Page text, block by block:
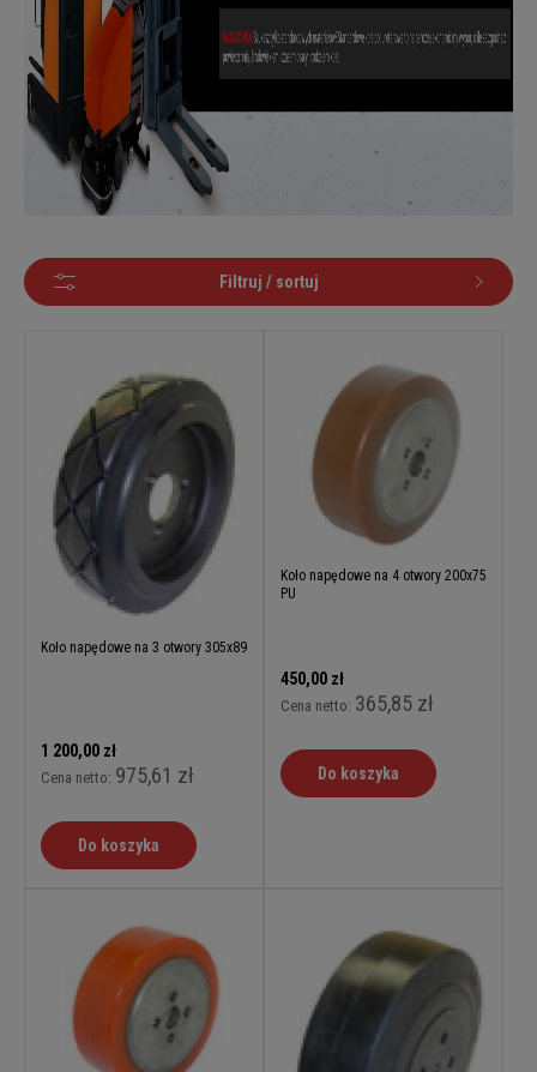
Filtruj / sortuj
Koło napędowe na 3 otwory 305x89
1 200,00 zł
Cena netto: 975,61 zł
Do koszyka
Koło napędowe na 4 otwory 200x75
PU
450,00 zł
Cena netto: 365,85 zł
Do koszyka